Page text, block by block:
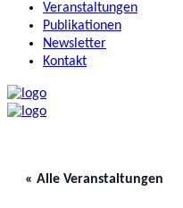
Veranstaltungen
Publikationen
Newsletter
Kontakt
« Alle Veranstaltungen